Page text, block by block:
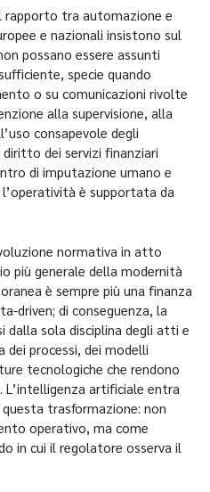
rapporto tra automazione e
e nazionali insistono sul
possano essere assunti
specie quando
o su comunicazioni rivolte
alla supervisione, alla
consapevole degli
dei servizi finanziari
di imputazione umano e
è supportata da
normativa in atto
più generale della modernità
è sempre più una finanza
driven; di conseguenza, la
dalla sola disciplina degli atti e
dei processi, dei modelli
tecnologiche che rendono
artificiale entra
trasformazione: non
operativo, ma come
in cui il regolatore osserva il